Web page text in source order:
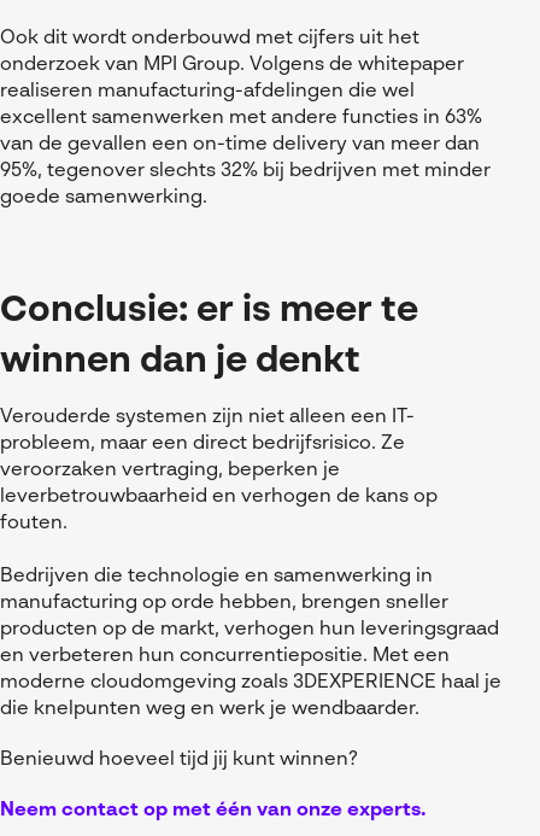
Ook dit wordt onderbouwd met cijfers uit het
onderzoek van MPI Group. Volgens de whitepaper
realiseren manufacturing-afdelingen die wel
excellent samenwerken met andere functies in 63%
van de gevallen een on-time delivery van meer dan
95%, tegenover slechts 32% bij bedrijven met minder
goede samenwerking.
Conclusie: er is meer te
winnen dan je denkt
Verouderde systemen zijn niet alleen een IT-
probleem, maar een direct bedrijfsrisico. Ze
veroorzaken vertraging, beperken je
leverbetrouwbaarheid en verhogen de kans op
fouten.
Bedrijven die technologie en samenwerking in
manufacturing op orde hebben, brengen sneller
producten op de markt, verhogen hun leveringsgraad
en verbeteren hun concurrentiepositie. Met een
moderne cloudomgeving zoals 3DEXPERIENCE haal je
die knelpunten weg en werk je wendbaarder.
Benieuwd hoeveel tijd jij kunt winnen?
Neem contact op met één van onze experts.